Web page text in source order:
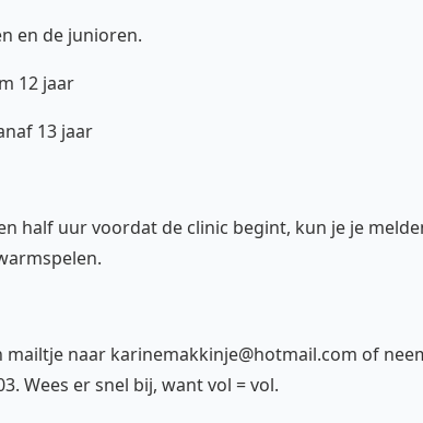
en de junioren.
12 jaar
13 jaar
half uur voordat de clinic begint, kun je je
naar karinemakkinje@hotmail.com of
Wees er snel bij, want vol = vol.